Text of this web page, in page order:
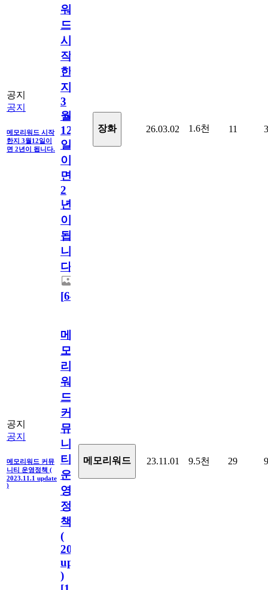
공지
공지
메모리워드 시작
한지 3월12일이
면 2년이 됩니다.
워
드
시
작
한
지
3
월
12
일
이
면
2
년
이
됩
니
다.
[64
장화 26.03.02 1.6천 11 3
공지
공지
메모리워드 커뮤
니티 운영정책 (
2023.11.1 update
)
메
모
리
워
드
커
뮤
니
티
운
영
정
책
(
2023.11.1
update
)
메모리워드 23.11.01 9.5천 29 9